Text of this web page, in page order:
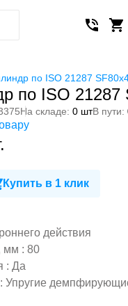
по ISO 21287
по ISO 21287
На складе: 0 штВ пути:
Купить в 1 клик
действия
мм : 80
: Да